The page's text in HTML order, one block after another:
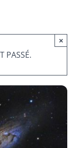
PASSÉ.
×